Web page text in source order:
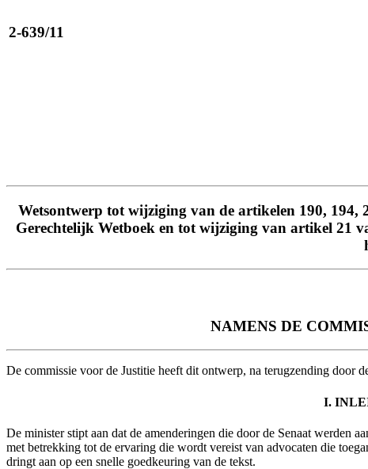
2-639/11
Wetsontwerp tot wijziging van de artikelen 190, 194,
Gerechtelijk Wetboek en tot wijziging van artikel 21
NAMENS DE
De commissie voor de Justitie heeft dit ontwerp, na terugzending door
I.
De minister stipt aan dat de amenderingen die door de Senaat werden
met betrekking tot de ervaring die wordt vereist van advocaten die
dringt aan op een snelle goedkeuring van de tekst.